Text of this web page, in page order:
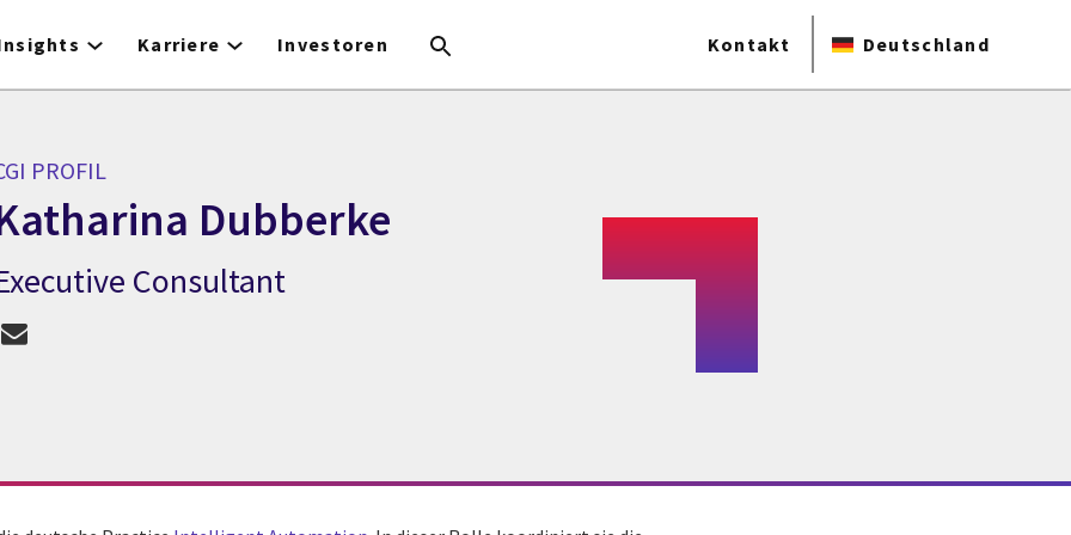
Karriere Investoren Kontakt Deutschland
PROFIL
Dubberke
Profil Katharina Dubberke
Consultant